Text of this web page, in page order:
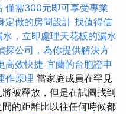
僅需300元即可享受專業
定做的房間設計 找值得信
水，立即處理天花板的漏水
探公司，為你提供解決方
高效快捷 宜蘭的台胞證申
作原理 當家庭成員在罕見
被釋放，但是在試圖找到
的距離比以往任何時候都